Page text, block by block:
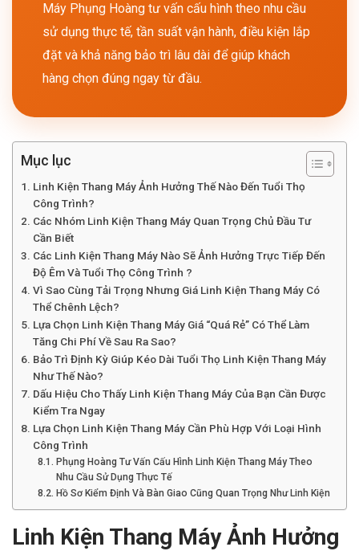
Máy Phụng Hoàng tư vấn cấu hình theo nhu cầu
sử dụng thực tế, tần suất vận hành, điều kiện lắp
đặt và khả năng bảo trì lâu dài để giúp khách
hàng chọn đúng ngay từ đầu.
Mục lục
Linh Kiện Thang Máy Ảnh Hưởng Thế Nào Đến Tuổi Thọ
Công Trình?
Các Nhóm Linh Kiện Thang Máy Quan Trọng Chủ Đầu Tư
Cần Biết
Các Linh Kiện Thang Máy Nào Sẽ Ảnh Hưởng Trực Tiếp Đến
Độ Êm Và Tuổi Thọ Công Trình ?
Vì Sao Cùng Tải Trọng Nhưng Giá Linh Kiện Thang Máy Có
Thể Chênh Lệch?
Lựa Chọn Linh Kiện Thang Máy Giá “Quá Rẻ” Có Thể Làm
Tăng Chi Phí Về Sau Ra Sao?
Bảo Trì Định Kỳ Giúp Kéo Dài Tuổi Thọ Linh Kiện Thang Máy
Như Thế Nào?
Dấu Hiệu Cho Thấy Linh Kiện Thang Máy Của Bạn Cần Được
Kiểm Tra Ngay
Lựa Chọn Linh Kiện Thang Máy Cần Phù Hợp Với Loại Hình
Công Trình
Phụng Hoàng Tư Vấn Cấu Hình Linh Kiện Thang Máy Theo
Nhu Cầu Sử Dụng Thực Tế
Hồ Sơ Kiểm Định Và Bàn Giao Cũng Quan Trọng Như Linh Kiện
Linh Kiện Thang Máy Ảnh Hưởng